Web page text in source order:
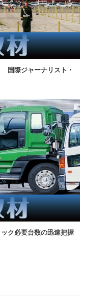
国際ジャーナリスト・
ク必要台数の迅速把握